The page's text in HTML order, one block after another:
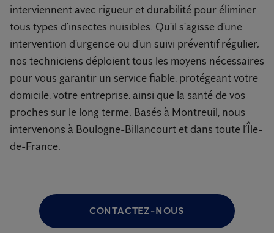
interviennent avec rigueur et durabilité pour éliminer
tous types d’insectes nuisibles. Qu’il s’agisse d’une
intervention d’urgence ou d’un suivi préventif régulier,
nos techniciens déploient tous les moyens nécessaires
pour vous garantir un service fiable, protégeant votre
domicile, votre entreprise, ainsi que la santé de vos
proches sur le long terme. Basés à Montreuil, nous
intervenons à Boulogne-Billancourt et dans toute l’Île-
de-France.
CONTACTEZ-NOUS